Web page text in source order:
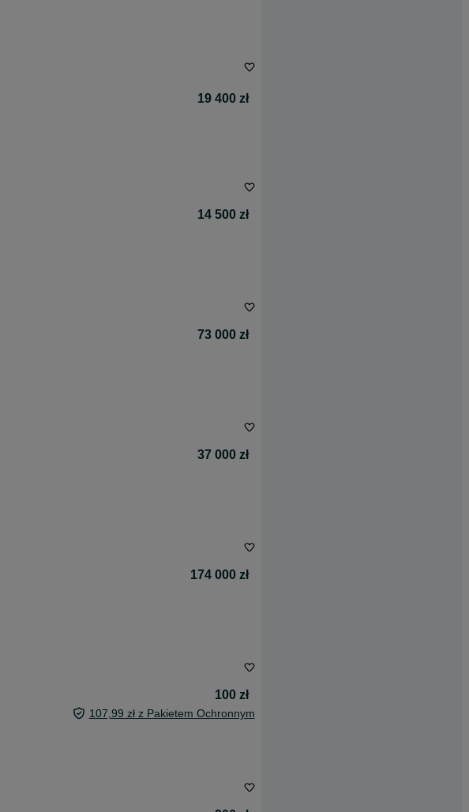
19 400 zł
14 500 zł
73 000 zł
37 000 zł
174 000 zł
100 zł
107,99 zł z Pakietem Ochronnym